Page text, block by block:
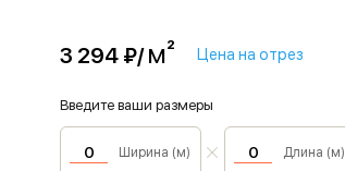
3 294 ₽/м² Цена на отрез
Введите ваши размеры
Ширина (м) Длина (м)